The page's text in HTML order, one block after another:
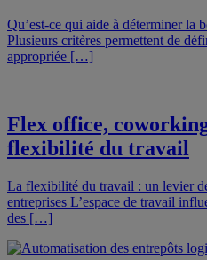
Qu’est-ce qui aide à déterminer la
Plusieurs critères permettent de
appropriée […]
Flex office,
flexibilité du travail
La flexibilité du travail : un levier
entreprises L’espace de travail
des […]